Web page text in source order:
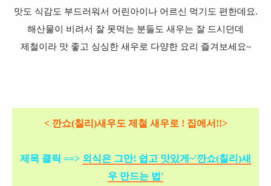
맛도 식감도 부드러워서 어린아이나 어르신 먹기도 편한데요.
해산물이 비려서 잘 못먹는 분들도 새우는 잘 드시던데
제철이라 맛 좋고 싱싱한 새우로 다양한 요리 즐겨보세요~
< 깐쇼(칠리)새우도 제철 새우로 ! 집에서!!>
제목 클릭 ==> 외식은 그만! 쉽고 맛있게 ~'깐쇼(칠리)새
우 만드는 법'